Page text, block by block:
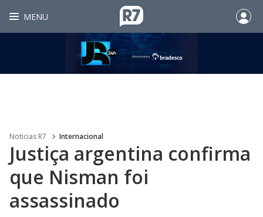
MENU
Noticias R7 Internacional
Justiça argentina confirma
que Nisman foi
assassinado